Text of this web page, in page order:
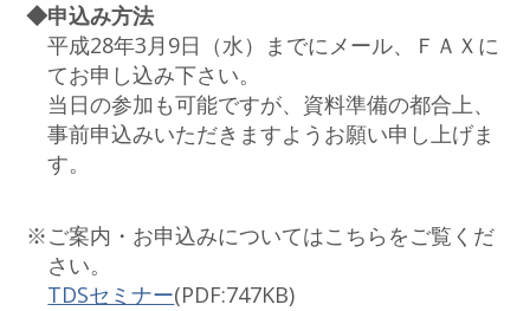
◆申込み方法
平成28年3月9日（水）までにメール、ＦＡＸに
てお申し込み下さい。
当日の参加も可能ですが、資料準備の都合上、
事前申込みいただきますようお願い申し上げま
す。
※ご案内・お申込みについてはこちらをご覧くだ
さい。
TDSセミナー(PDF:747KB)